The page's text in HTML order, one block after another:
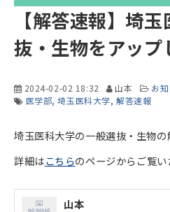
【解答速報】埼
抜・生物をアップ
2024-02-02 18:32 山本
お
医学部 埼玉医科大学 解答速報
埼玉医科大学の一般選抜・生物の
詳細はこちらのページからご覧い
山本